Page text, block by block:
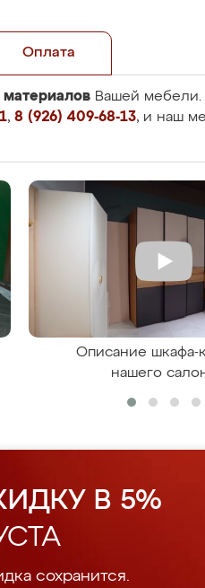
Оплата
Вашей мебели.
, 8 (926) 409-68-13, и наш
Описание шкафа-
нашего
В 5%
сохранится.